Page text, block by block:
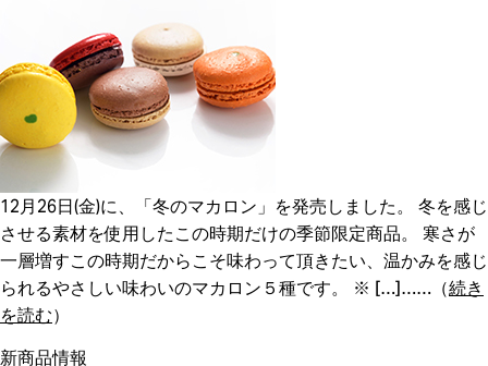
12月26日(金)に、「冬のマカロン」を発売しました。 冬を感じ
させる素材を使用したこの時期だけの季節限定商品。 寒さが
一層増すこの時期だからこそ味わって頂きたい、温かみを感じ
られるやさしい味わいのマカロン５種です。 ※ […]
（続き
を読む）
新商品情報